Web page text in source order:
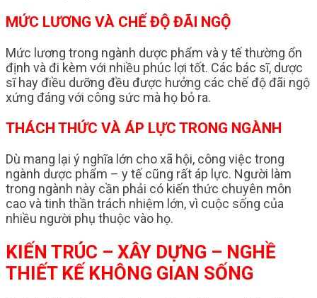
MỨC LƯƠNG VÀ CHẾ ĐỘ ĐÃI NGỘ
Mức lương trong ngành dược phẩm và y tế thường ổn
định và đi kèm với nhiều phúc lợi tốt. Các bác sĩ, dược
sĩ hay điều dưỡng đều được hưởng các chế độ đãi ngộ
xứng đáng với công sức mà họ bỏ ra.
THÁCH THỨC VÀ ÁP LỰC TRONG NGÀNH
Dù mang lại ý nghĩa lớn cho xã hội, công việc trong
ngành dược phẩm – y tế cũng rất áp lực. Người làm
trong ngành này cần phải có kiến thức chuyên môn
cao và tinh thần trách nhiệm lớn, vì cuộc sống của
nhiều người phụ thuộc vào họ.
KIẾN TRÚC – XÂY DỰNG – NGHỀ
THIẾT KẾ KHÔNG GIAN SỐNG